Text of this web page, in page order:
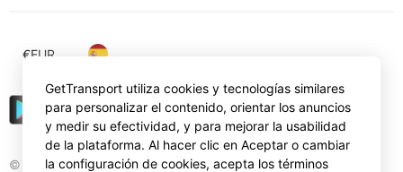
© Gettransport International Limited. GetTransport®
€EUR
GetTransport utiliza cookies y tecnologías similares
para personalizar el contenido, orientar los anuncios
y medir su efectividad, y para mejorar la usabilidad
de la plataforma. Al hacer clic en Aceptar o cambiar
la configuración de cookies, acepta los términos